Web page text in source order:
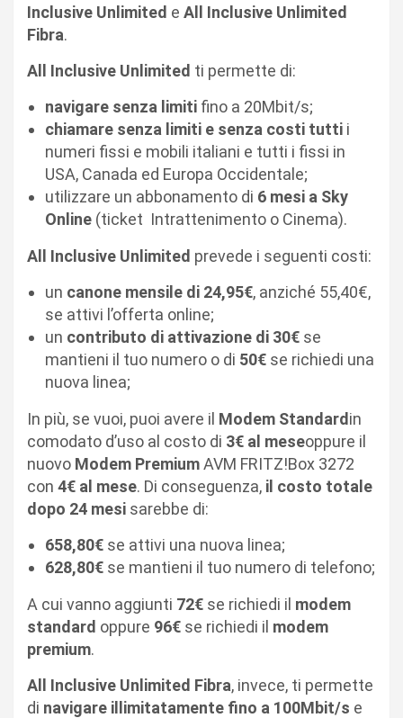
Inclusive Unlimited e All Inclusive Unlimited
Fibra.
All Inclusive Unlimited ti permette di:
navigare senza limiti fino a 20Mbit/s;
chiamare senza limiti e senza costi tutti i
numeri fissi e mobili italiani e tutti i fissi in
USA, Canada ed Europa Occidentale;
utilizzare un abbonamento di 6 mesi a Sky
Online (ticket Intrattenimento o Cinema).
All Inclusive Unlimited prevede i seguenti costi:
un canone mensile di 24,95€, anziché 55,40€,
se attivi l’offerta online;
un contributo di attivazione di 30€ se
mantieni il tuo numero o di 50€ se richiedi una
nuova linea;
In più, se vuoi, puoi avere il Modem Standard in
comodato d’uso al costo di 3€ al meseoppure il
nuovo Modem PremiumAVM FRITZ!Box 3272
con 4€ al mese. Di conseguenza, il costo totale
dopo 24 mesi sarebbe di:
658,80€ se attivi una nuova linea;
628,80€ se mantieni il tuo numero di telefono;
A cui vanno aggiunti 72€ se richiedi il modem
standard oppure 96€ se richiedi il modem
premium.
All Inclusive Unlimited Fibra, invece, ti permette
di navigare illimitatamente fino a 100Mbit/s e